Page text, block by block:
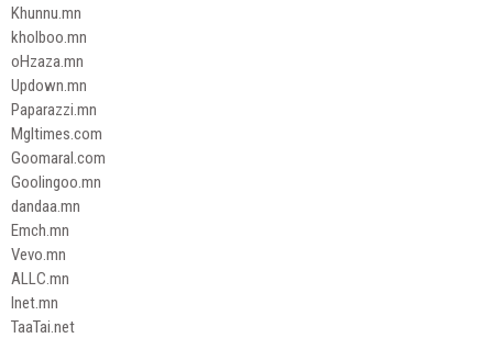
Khunnu.mn
kholboo.mn
oHzaza.mn
Updown.mn
Paparazzi.mn
Mgltimes.com
Goomaral.com
Goolingoo.mn
dandaa.mn
Emch.mn
Vevo.mn
ALLC.mn
Inet.mn
TaaTai.net